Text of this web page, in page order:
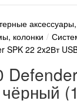
колонки
SPK 22 2x2Вт